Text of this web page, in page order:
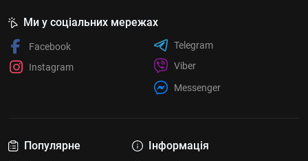
Популярне Інформація
Ми у соціальних мережах
Facebook
Instagram
Telegram
Viber
Messenger